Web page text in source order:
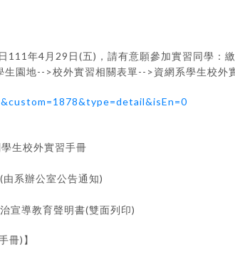
111年4月29日(五)，請有意願參加實習同學：
園地-->校外實習相關表單-->資網系學生校外
生校外實習手冊
系辦公室公告通知)
宣導教育聲明書(雙面列印)
冊)】